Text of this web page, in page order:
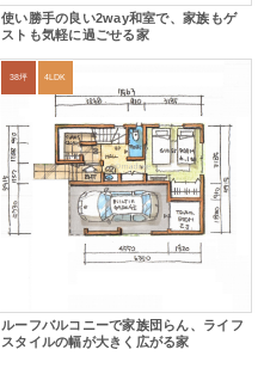
使い勝手の良い2way和室で、家族もゲ
ストも気軽に過ごせる家
38坪 4LDK
ルーフバルコニーで家族団らん、ライフ
スタイルの幅が大きく広がる家